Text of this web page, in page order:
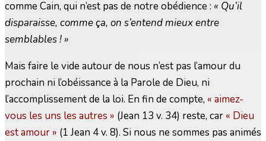
comme Cain, qui n’est pas de notre obédience : « Qu’il
disparaisse, comme ça, on s’entend mieux entre
semblables ! »
Mais faire le vide autour de nous n’est pas l’amour du
prochain ni l’obéissance à la Parole de Dieu, ni
l’accomplissement de la loi. En fin de compte, « aimez-
vous les uns les autres » (Jean 13 v. 34) reste, car « Dieu
est amour » (1 Jean 4 v. 8). Si nous ne sommes pas animés